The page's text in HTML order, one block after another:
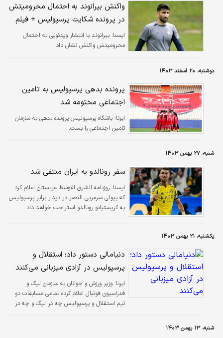
واکنش بیرانوند به احتمال محرومیتش
در پرونده شکایت پرسپولیس + فیلم
ايسنا: بیرانوند با انتشار ویدئویی به احتمال
محرومیتش واکنش نشان داد.
دوشنبه، ۲۰ اسفند ۱۴۰۳
پرونده بدهی پرسپولیس به تامین
اجتماعی مختومه شد
ایرنا: باشگاه پرسپولیس پرونده بدهی به سازمان
تامین اجتماعی را بست.
شنبه، ۲۷ بهمن ۱۴۰۳
سفر رونالدو به ایران منتفی شد
ايسنا: روزنامه الشرق الاوسط عربستان اعلام کرد
که پیولی سرمربی النصر در دیدار برابر پرسپولیس
به کریستیانو رونالدو استراحت خواهد داد.
یکشنبه، ۲۱ بهمن ۱۴۰۳
دنیامالی دستور داد؛ استقلال و
پرسپولیس در آزادی میزبانی می‌کنند
ایرنا: وزیر ورزش و جوانان به سازمان لیگ و
فدراسیون فوتبال اعلام کرده تمامی مسابقات دو
تیم استقلال و پرسپولیس چه در لیگ و چه در
شنبه، ۱۳ بهمن ۱۴۰۳